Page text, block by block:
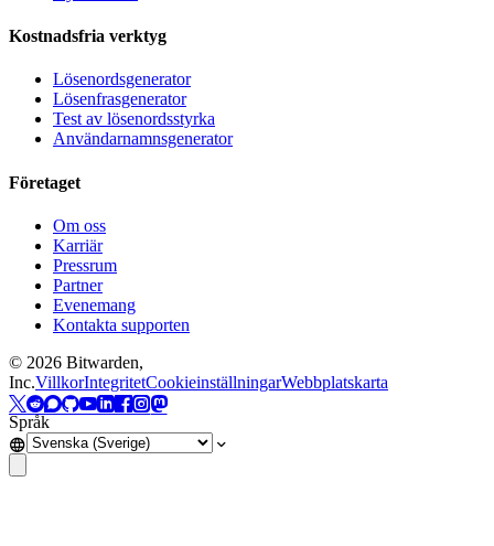
Kostnadsfria verktyg
Lösenordsgenerator
Lösenfrasgenerator
Test av lösenordsstyrka
Användarnamnsgenerator
Företaget
Om oss
Karriär
Pressrum
Partner
Evenemang
Kontakta supporten
© 2026 Bitwarden,
Inc.VillkorIntegritetCookieinställningarWebbplatskarta
Språk